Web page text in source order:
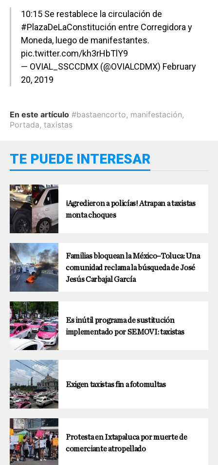
10:15 Se restablece la circulación de
#PlazaDeLaConstitución entre Corregidora y
Moneda, luego de manifestantes.
pic.twitter.com/kh3rHbTlY9
— OVIAL_SSCCDMX (@OVIALCDMX) February
20, 2019
En este artículo #bastaencorto, manifestación,
Portada, taxistas
TE PUEDE INTERESAR
¡Agredieron a policías! Atrapan a taxistas
monta choques
Familias bloquean la México–Toluca: Una
comunidad reclama la búsqueda de José
Jesús Carbajal García
Es inútil programa de sustitución
implementado por SEMOVI: taxistas
Exigen taxistas fin a fotomultas
Protesta en Ixtapaluca por muerte de
comerciante atropellado